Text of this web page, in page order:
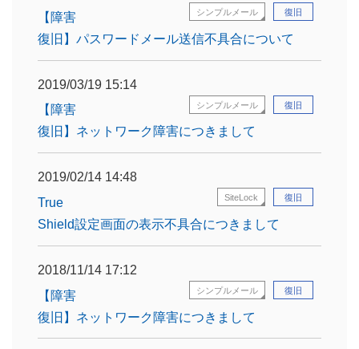
復旧
シンプルメール
【障害
復旧】パスワードメール送信不具合について
2019/03/19 15:14
復旧
シンプルメール
【障害
復旧】ネットワーク障害につきまして
2019/02/14 14:48
復旧
SiteLock
True
Shield設定画面の表示不具合につきまして
2018/11/14 17:12
復旧
シンプルメール
【障害
復旧】ネットワーク障害につきまして